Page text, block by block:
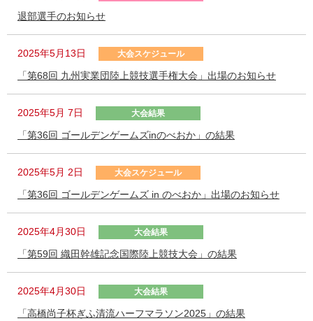
退部選手のお知らせ
2025年5月13日 大会スケジュール
「第68回 九州実業団陸上競技選手権大会」出場のお知らせ
2025年5月 7日 大会結果
「第36回 ゴールデンゲームズinのべおか」の結果
2025年5月 2日 大会スケジュール
「第36回 ゴールデンゲームズ in のべおか」出場のお知らせ
2025年4月30日 大会結果
「第59回 織田幹雄記念国際陸上競技大会」の結果
2025年4月30日 大会結果
「高橋尚子杯ぎふ清流ハーフマラソン2025」の結果